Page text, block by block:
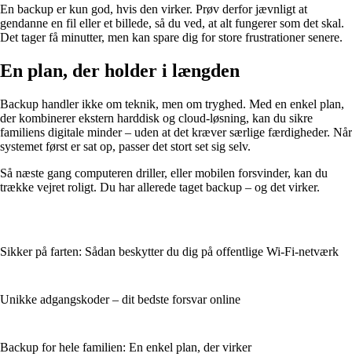
En backup er kun god, hvis den virker. Prøv derfor jævnligt at
gendanne en fil eller et billede, så du ved, at alt fungerer som det skal.
Det tager få minutter, men kan spare dig for store frustrationer senere.
En plan, der holder i længden
Backup handler ikke om teknik, men om tryghed. Med en enkel plan,
der kombinerer ekstern harddisk og cloud-løsning, kan du sikre
familiens digitale minder – uden at det kræver særlige færdigheder. Når
systemet først er sat op, passer det stort set sig selv.
Så næste gang computeren driller, eller mobilen forsvinder, kan du
trække vejret roligt. Du har allerede taget backup – og det virker.
Sikker på farten: Sådan beskytter du dig på offentlige Wi-Fi-netværk
Unikke adgangskoder – dit bedste forsvar online
Backup for hele familien: En enkel plan, der virker